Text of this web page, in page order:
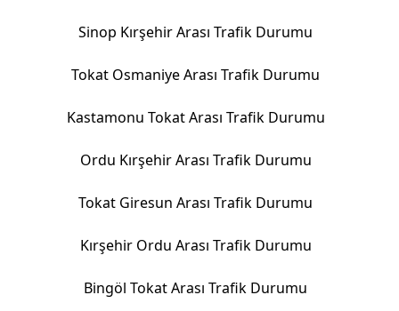
Sinop Kırşehir Arası Trafik Durumu
Tokat Osmaniye Arası Trafik Durumu
Kastamonu Tokat Arası Trafik Durumu
Ordu Kırşehir Arası Trafik Durumu
Tokat Giresun Arası Trafik Durumu
Kırşehir Ordu Arası Trafik Durumu
Bingöl Tokat Arası Trafik Durumu